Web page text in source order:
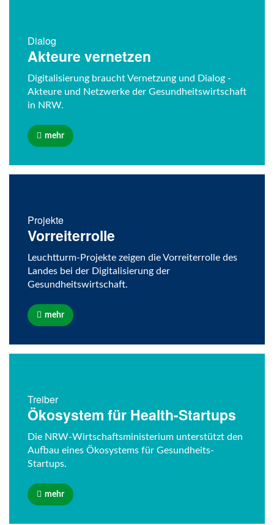
Dialog
Akteure vernetzen
Digitalisierung braucht Vernetzung und Dialog -
Akteure und Netzwerke der Gesundheitswirtschaft
in NRW.
mehr
Projekte
Vorreiterrolle
Leuchtturm-Projekte zeigen die Vorreiterrolle des
Landes bei der Digitalisierung der
Gesundheitswirtschaft.
mehr
Treiber
Ökosystem für Health-Startups
Die NRW-Wirtschaftsministerium unterstützt den
Aufbau eines Ökosystems für Gesundheits-
Startups.
mehr